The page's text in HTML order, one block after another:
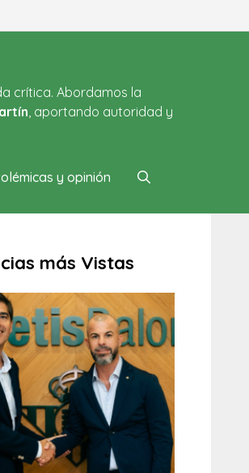
crítica. Abordamos la
, aportando autoridad y
y opinión
más Vistas